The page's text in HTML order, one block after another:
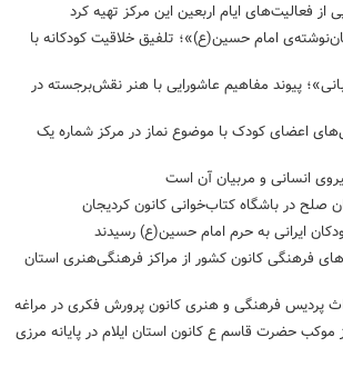
از فعالیت‌های ایام اربعین این مرکز تهیه کرد
امام حسین(ع)»؛ تلفیق خلاقیت کودکانه با
پیوند مفاهیم عاشورایی با هنر نقش‌برجسته در
اعضای کودک با موضوع نماز در مرکز شماره یک
انسانی و مربیان آن است
صلح در باشگاه کتاب‌خوانی کانون کردیجان
ایرانی به حرم امام حسین(ع) رسیدند
فرهنگی کانون کشور از مراکز فرهنگی‌هنری استان
پردیس فرهنگی و هنری کانون پرورش فکری در مراغه
حضرت قاسم ع کانون استان ایلام در پایانه مرزی